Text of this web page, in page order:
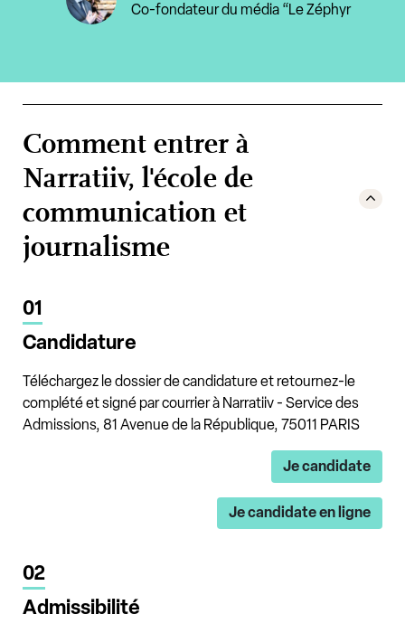
Co-fondateur du média “Le Zéphyr
Comment entrer à
Narratiiv, l'école de
communication et
journalisme
01
Candidature
Téléchargez le dossier de candidature et retournez-le
complété et signé par courrier à Narratiiv - Service des
Admissions, 81 Avenue de la République, 75011 PARIS
Je candidate
Je candidate en ligne
02
Admissibilité